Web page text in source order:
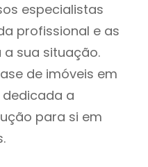
especialistas
profissional e as
sua situação.
de imóveis em
a
para si em